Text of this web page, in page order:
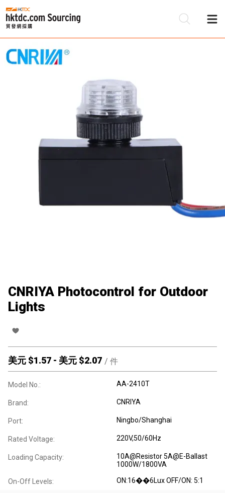
CNRIYA Photocontrol for Outdoor
Lights
美元 $1.57 - 美元 $2.07 / 件
Model No.: AA-2410T
Brand: CNRIYA
Port: Ningbo/Shanghai
Rated Voltage: 220V,50/60Hz
Loading Capacity:
10A@Resistor 5A@E-Ballast
1000W/1800VA
On-Off Levels: ON:16��6Lux OFF/ON: 5:1